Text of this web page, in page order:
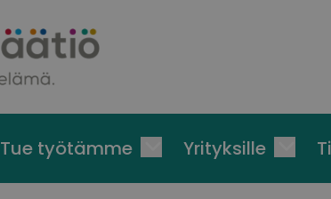
Tue työtämme Yrityksille